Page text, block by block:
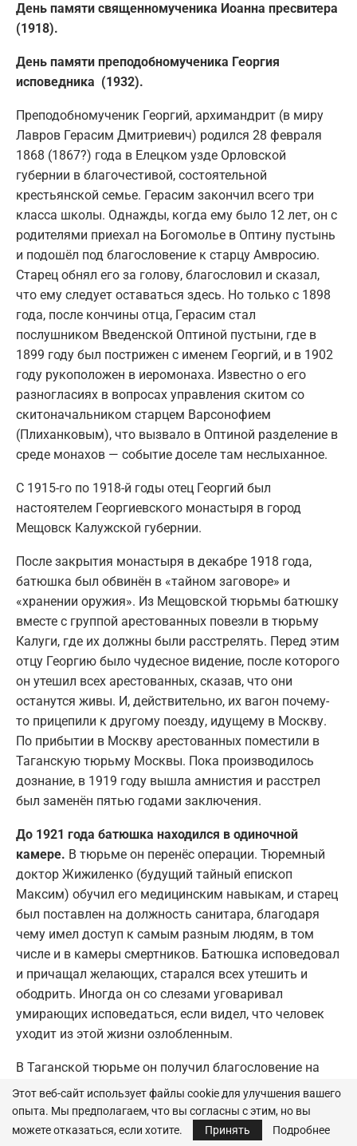
День памяти священномученика Иоанна пресвитера
(1918).
День памяти преподобномученика Георгия
исповедника (1932).
Преподобномученик Георгий, архимандрит (в миру
Лавров Герасим Дмитриевич) родился 28 февраля
1868 (1867?) года в Елецком узде Орловской
губернии в благочестивой, состоятельной
крестьянской семье. Герасим закончил всего три
класса школы. Однажды, когда ему было 12 лет, он с
родителями приехал на Богомолье в Оптину пустынь
и подошёл под благословение к старцу Амвросию.
Старец обнял его за голову, благословил и сказал,
что ему следует оставаться здесь. Но только с 1898
года, после кончины отца, Герасим стал
послушником Введенской Оптиной пустыни, где в
1899 году был пострижен с именем Георгий, и в 1902
году рукоположен в иеромонаха. Известно о его
разногласиях в вопросах управления скитом со
скитоначальником старцем Варсонофием
(Плиханковым), что вызвало в Оптиной разделение в
среде монахов — событие доселе там неслыханное.
С 1915-го по 1918-й годы отец Георгий был
настоятелем Георгиевского монастыря в город
Мещовск Калужской губернии.
После закрытия монастыря в декабре 1918 года,
батюшка был обвинён в «тайном заговоре» и
«хранении оружия». Из Мещовской тюрьмы батюшку
вместе с группой арестованных повезли в тюрьму
Калуги, где их должны были расстрелять. Перед этим
отцу Георгию было чудесное видение, после которого
он утешил всех арестованных, сказав, что они
останутся живы. И, действительно, их вагон почему-
то прицепили к другому поезду, идущему в Москву.
По прибытии в Москву арестованных поместили в
Таганскую тюрьму Москвы. Пока производилось
дознание, в 1919 году вышла амнистия и расстрел
был заменён пятью годами заключения.
До 1921 года батюшка находился в одиночной
камере. В тюрьме он перенёс операции. Тюремный
доктор Жижиленко (будущий тайный епископ
Максим) обучил его медицинским навыкам, и старец
был поставлен на должность санитара, благодаря
чему имел доступ к самым разным людям, в том
числе и в камеры смертников. Батюшка исповедовал
и причащал желающих, старался всех утешить и
ободрить. Иногда он со слезами уговаривал
умирающих исповедаться, если видел, что человек
уходит из этой жизни озлобленным.
В Таганской тюрьме он получил благословение на
старчество от митрополита Кирилла (Смирнова). Из
тюрьмы отец Георгий был взят «на поруки» будущим
священномучеником Владыкой Феодором
Этот веб-сайт использует файлы cookie для улучшения вашего
опыта. Мы предполагаем, что вы согласны с этим, но вы
можете отказаться, если хотите.
Принять Подробнее